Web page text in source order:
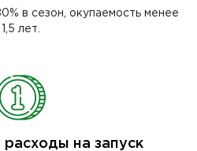
в сезон, окупаемость менее
1,5 лет.
на запуск